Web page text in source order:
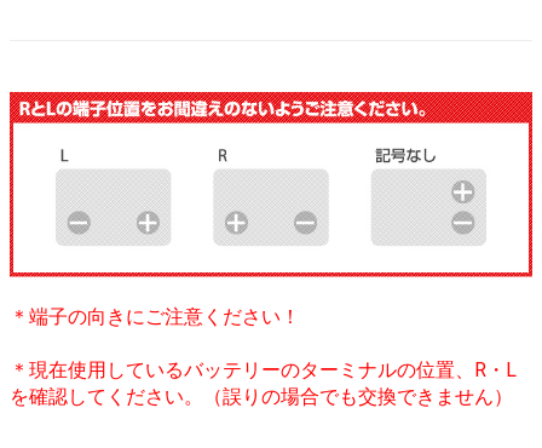
＊端子の向きにご注意ください！
＊現在使用しているバッテリーのターミナルの位置、R・L
を確認してください。（誤りの場合でも交換できません）